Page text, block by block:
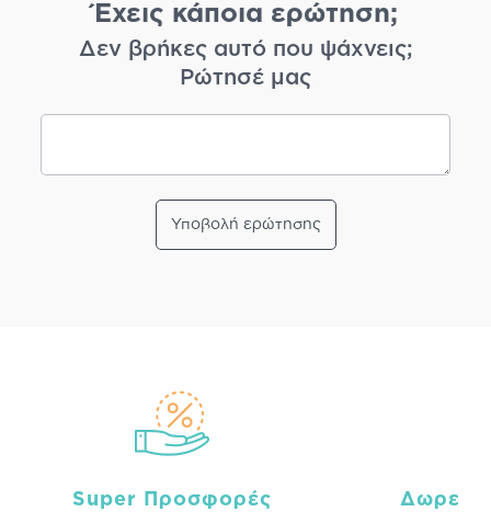
Έχεις κάποια ερώτηση;
Δεν βρήκες αυτό που ψάχνεις;
Ρώτησέ μας
Υποβολή ερώτησης
Super Προσφορές Δωρεάν